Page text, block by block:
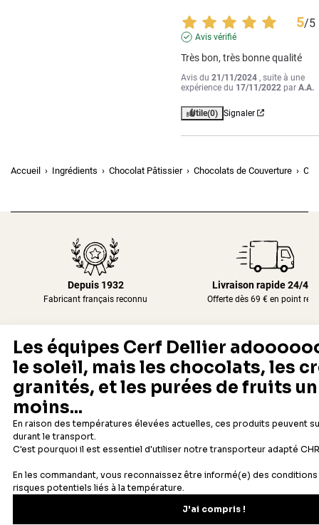
5/5
Avis vérifié
Très bon, très bonne qualité
Avis du21/11/2024 , suite à une
expérience du 17/11/2022 parA.A.
Utile(0) Signaler
Accueil Ingrédients Chocolat Pâtissier Chocolats de Couverture
Depuis 1932
Fabricant français reconnu
Livraison rapide 24/48h
Offerte dès 69 € en point
Newsletter
Recevez les recettes, astuces et offres spéciales.